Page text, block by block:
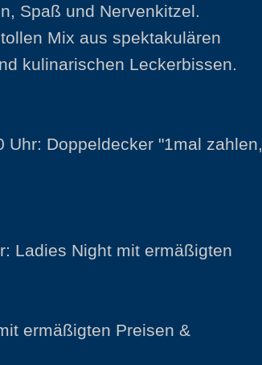
Spaß und Nervenkitzel.
Mix aus spektakulären
kulinarischen Leckerbissen.
Uhr: Doppeldecker "1mal zahlen,
Ladies Night mit ermäßigten
ermäßigten Preisen &